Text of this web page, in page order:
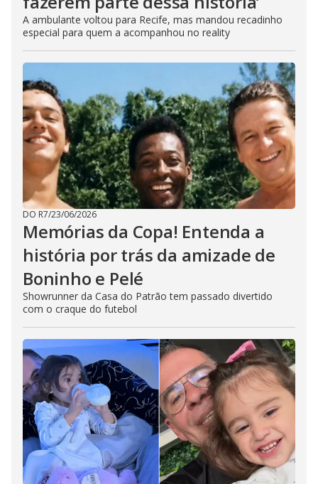
A ambulante voltou para Recife, mas mandou recadinho
especial para quem a acompanhou no reality
DO R7/23/06/2026
Memórias da Copa! Entenda a
história por trás da amizade de
Boninho e Pelé
Showrunner da Casa do Patrão tem passado divertido
com o craque do futebol